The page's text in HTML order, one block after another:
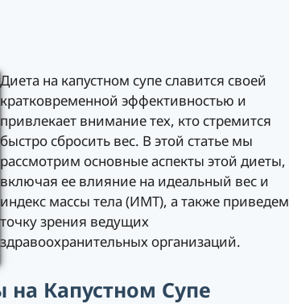
Диета на капустном супе славится своей
кратковременной эффективностью и
привлекает внимание тех, кто стремится
быстро сбросить вес. В этой статье мы
рассмотрим основные аспекты этой диеты,
включая ее влияние на идеальный вес и
индекс массы тела (ИМТ), а также приведем
точку зрения ведущих
здравоохранительных организаций.
Капустном Супе